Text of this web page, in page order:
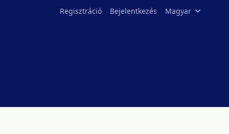
Regisztráció Bejelentkezés Magyar